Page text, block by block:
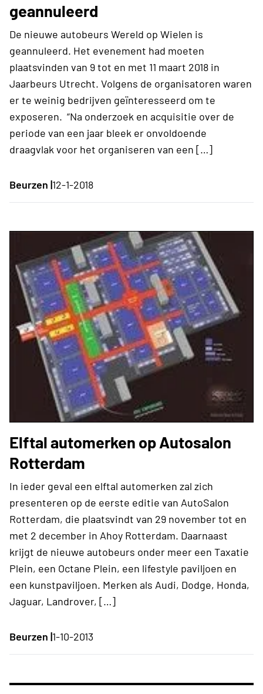
geannuleerd
De nieuwe autobeurs Wereld op Wielen is
geannuleerd. Het evenement had moeten
plaatsvinden van 9 tot en met 11 maart 2018 in
Jaarbeurs Utrecht. Volgens de organisatoren waren
er te weinig bedrijven geïnteresseerd om te
exposeren. “Na onderzoek en acquisitie over de
periode van een jaar bleek er onvoldoende
draagvlak voor het organiseren van een […]
Beurzen |12-1-2018
Elftal automerken op Autosalon
Rotterdam
In ieder geval een elftal automerken zal zich
presenteren op de eerste editie van AutoSalon
Rotterdam, die plaatsvindt van 29 november tot en
met 2 december in Ahoy Rotterdam. Daarnaast
krijgt de nieuwe autobeurs onder meer een Taxatie
Plein, een Octane Plein, een lifestyle paviljoen en
een kunstpaviljoen. Merken als Audi, Dodge, Honda,
Jaguar, Landrover, […]
Beurzen |1-10-2013